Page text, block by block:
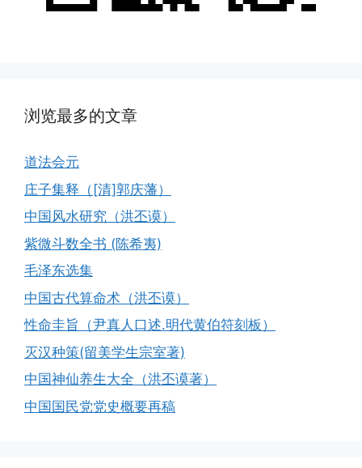
浏览最多的文章
道法会元
庄子集释（[清]郭庆藩）
中国风水研究（洪丕谟）
紫微斗数全书 (陈希夷)
毛泽东选集
中国古代算命术（洪丕谟）
性命圭旨（尹真人口述.明代黄伯符刻板）
灭汉种策(留美学生宗室著)
中国神仙养生大全（洪丕谟著）
中国国民党党史概要再稿